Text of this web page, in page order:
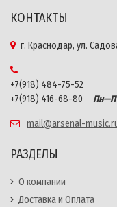
КОНТАКТЫ
г. Краснодар, ул.
+7(918) 484-75-52
+7(918) 416-68-80
mail@arsenal-
РАЗДЕЛЫ
О компании
Доставка и Оплата